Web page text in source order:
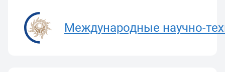
Международные научно-